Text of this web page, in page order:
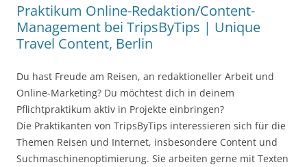
Praktikum Online-Redaktion/Content-
Management bei TripsByTips | Unique
Travel Content, Berlin
Du hast Freude am Reisen, an redaktioneller Arbeit und
Online-Marketing? Du möchtest dich in deinem
Pflichtpraktikum aktiv in Projekte einbringen?
Die Praktikanten von TripsByTips interessieren sich für die
Themen Reisen und Internet, insbesondere Content und
Suchmaschinenoptimierung. Sie arbeiten gerne mit Texten